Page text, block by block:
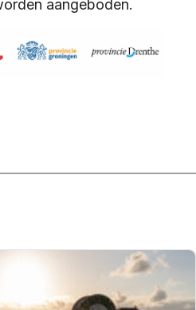
aangeboden.